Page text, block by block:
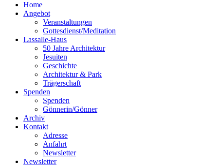
Home
Angebot
Veranstaltungen
Gottesdienst/Meditation
Lassalle-Haus
50 Jahre Architektur
Jesuiten
Geschichte
Architektur & Park
Trägerschaft
Spenden
Spenden
Gönnerin/Gönner
Archiv
Kontakt
Adresse
Anfahrt
Newsletter
Newsletter